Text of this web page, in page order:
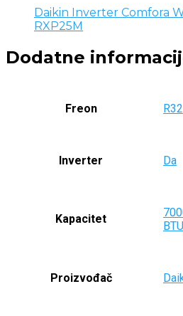
Daikin Inverter Comfora
RXP25M
Dodatne
Freon R32
Inverter Da
Kapacitet
BTU
Proizvođač